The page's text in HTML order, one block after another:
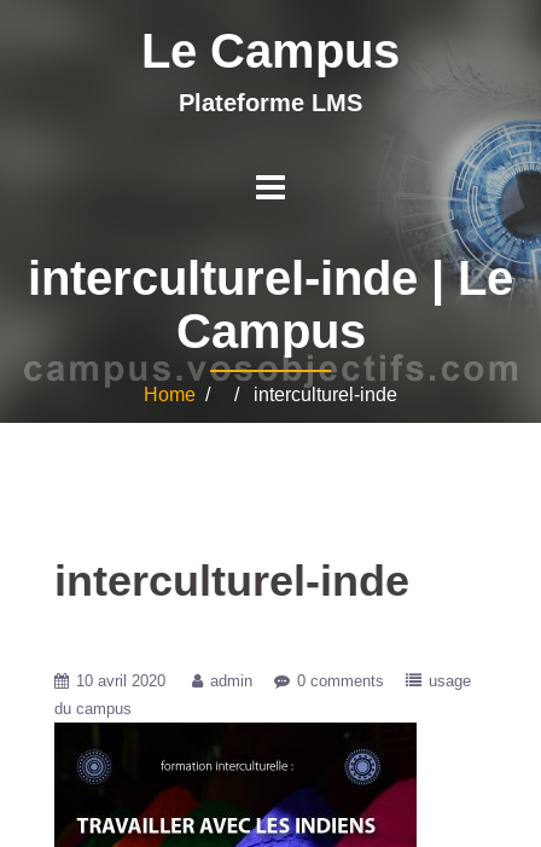
Le Campus
Plateforme LMS
interculturel-inde | Le
Campus
Home / / interculturel-inde
interculturel-inde
10 avril 2020 admin 0 comments
usage
du campus